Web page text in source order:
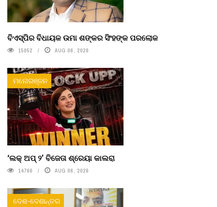
ବିଏସ୍‌ପିର ବିଧାୟକ ଉମା ଶଙ୍କର ସିଂହଙ୍କ ପରଲୋକ
15052 AUG 06, 2026
ମନୋରଞ୍ଜନ
‘ଲକ୍ ଅପ୍ ୨’ ବିଜେତା ଶ୍ରେୟା କାଲରା
14766 AUG 06, 2026
ଦେଶ-ଦେଶାନ୍ତର